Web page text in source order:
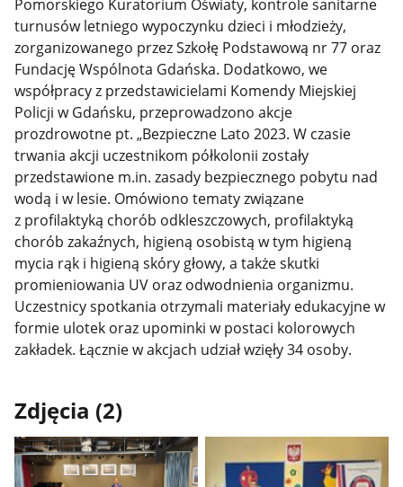
Pomorskiego Kuratorium Oświaty, kontrole sanitarne
turnusów letniego wypoczynku dzieci i młodzieży,
zorganizowanego przez Szkołę Podstawową nr 77 oraz
Fundację Wspólnota Gdańska. Dodatkowo, we
współpracy z przedstawicielami Komendy Miejskiej
Policji w Gdańsku, przeprowadzono akcje
prozdrowotne pt. „Bezpieczne Lato 2023. W czasie
trwania akcji uczestnikom półkolonii zostały
przedstawione m.in. zasady bezpiecznego pobytu nad
wodą i w lesie. Omówiono tematy związane
z profilaktyką chorób odkleszczowych, profilaktyką
chorób zakaźnych, higieną osobistą w tym higieną
mycia rąk i higieną skóry głowy, a także skutki
promieniowania UV oraz odwodnienia organizmu.
Uczestnicy spotkania otrzymali materiały edukacyjne w
formie ulotek oraz upominki w postaci kolorowych
zakładek. Łącznie w akcjach udział wzięły 34 osoby.
Zdjęcia (2)